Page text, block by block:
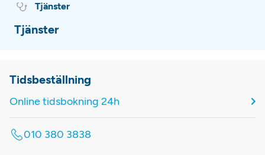
Tjänster
Tjänster
Tidsbeställning
Online tidsbokning 24h
010 380 3838